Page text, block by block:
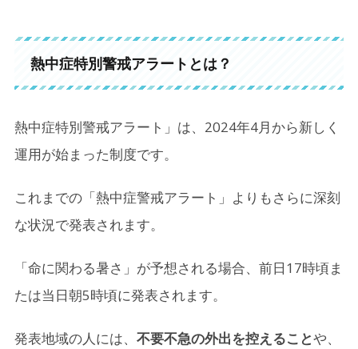
熱中症特別警戒アラートとは？
熱中症特別警戒アラート」は、2024年4月から新しく
運用が始まった制度です。
これまでの「熱中症警戒アラート」よりもさらに深刻
な状況で発表されます。
「命に関わる暑さ」が予想される場合、前日17時頃ま
たは当日朝5時頃に発表されます。
発表地域の人には、 不要不急の外出を控えることや、